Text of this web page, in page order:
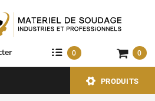
0 0
PRODUITS